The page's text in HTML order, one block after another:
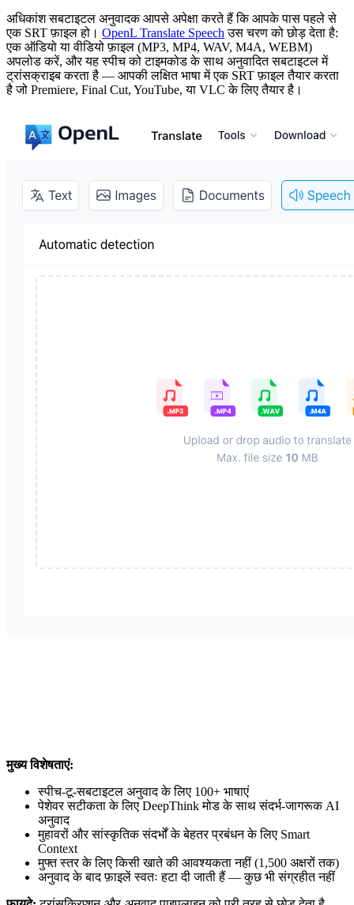
अधिकांश सबटाइटल अनुवादक आपसे अपेक्षा करते हैं कि आपके पास पहले से
एक SRT फ़ाइल हो। OpenL Translate Speech उस चरण को छोड़ देता है:
एक ऑडियो या वीडियो फ़ाइल (MP3, MP4, WAV, M4A, WEBM)
अपलोड करें, और यह स्पीच को टाइमकोड के साथ अनुवादित सबटाइटल में
ट्रांसक्राइब करता है — आपकी लक्षित भाषा में एक SRT फ़ाइल तैयार करता
है जो Premiere, Final Cut, YouTube, या VLC के लिए तैयार है।
मुख्य विशेषताएं:
स्पीच-टू-सबटाइटल अनुवाद के लिए 100+ भाषाएं
पेशेवर सटीकता के लिए DeepThink मोड के साथ संदर्भ-जागरूक AI
अनुवाद
मुहावरों और सांस्कृतिक संदर्भों के बेहतर प्रबंधन के लिए Smart
Context
मुफ्त स्तर के लिए किसी खाते की आवश्यकता नहीं (1,500 अक्षरों तक)
अनुवाद के बाद फ़ाइलें स्वतः हटा दी जाती हैं — कुछ भी संग्रहीत नहीं